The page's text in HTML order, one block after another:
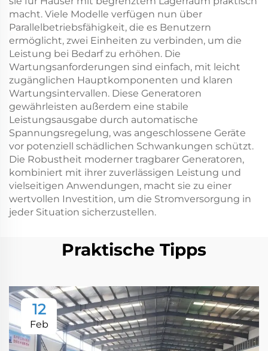
macht. Viele Modelle verfügen nun über
Parallelbetriebsfähigkeit, die es Benutzern
ermöglicht, zwei Einheiten zu verbinden, um die
Leistung bei Bedarf zu erhöhen. Die
Wartungsanforderungen sind einfach, mit leicht
zugänglichen Hauptkomponenten und klaren
Wartungsintervallen. Diese Generatoren
gewährleisten außerdem eine stabile
Leistungsausgabe durch automatische
Spannungsregelung, was angeschlossene Geräte
vor potenziell schädlichen Schwankungen schützt.
Die Robustheit moderner tragbarer Generatoren,
kombiniert mit ihrer zuverlässigen Leistung und
vielseitigen Anwendungen, macht sie zu einer
wertvollen Investition, um die Stromversorgung in
jeder Situation sicherzustellen.
Praktische Tipps
12
Feb